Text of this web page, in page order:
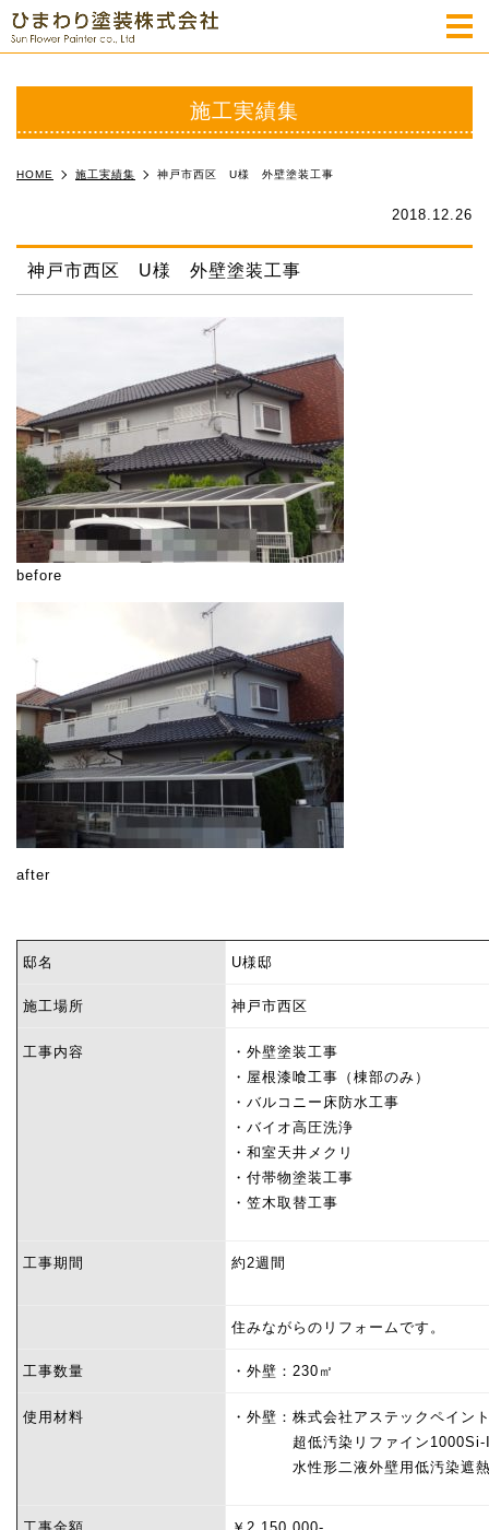
施工実績集
HOME 施工実績集 神戸市西区 U様 外壁塗装工事
2018.12.26
神戸市西区 U様 外壁塗装工事
before
after
邸名 U様邸
施工場所 神戸市西区
工事内容
・外壁塗装工事
・屋根漆喰工事（棟部のみ）
・バルコニー床防水工事
・バイオ高圧洗浄
・和室天井メクリ
・付帯物塗装工事
・笠木取替工事
工事期間 約2週間
住みながらのリフォームです。
工事数量 ・外壁：230㎡
使用材料
・外壁：株式会社アステックペイン
超低汚染リファイン1000Si-
水性形二液外壁用低汚染遮熱